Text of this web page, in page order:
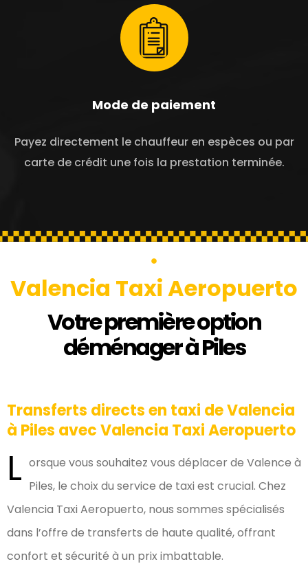
Mode de paiement
Payez directement le chauffeur en espèces ou par
carte de crédit une fois la prestation terminée.
Valencia Taxi Aeropuerto
Votre première option
déménager à Piles
Transferts directs en taxi de Valencia
à Piles avec Valencia Taxi Aeropuerto
L orsque vous souhaitez vous déplacer de Valence à
Piles, le choix du service de taxi est crucial. Chez
Valencia Taxi Aeropuerto, nous sommes spécialisés
dans l’offre de transferts de haute qualité, offrant
confort et sécurité à un prix imbattable.